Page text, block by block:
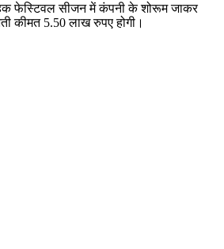
फेस्टिवल सीजन में कंपनी के शोरूम जाकर
कीमत 5.50 लाख रुपए होगी।